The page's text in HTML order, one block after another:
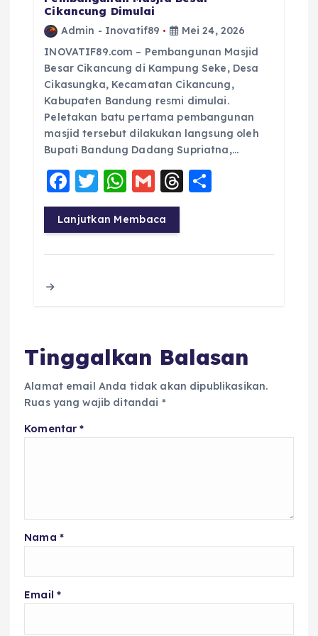
Cikancung Dimulai
Admin - Inovatif89
Mei 24, 2026
INOVATIF89.com – Pembangunan Masjid
Besar Cikancung di Kampung Seke, Desa
Cikasungka, Kecamatan Cikancung,
Kabupaten Bandung resmi dimulai.
Peletakan batu pertama pembangunan
masjid tersebut dilakukan langsung oleh
Bupati Bandung Dadang Supriatna,…
F
a
c
e
T
w
it
te
W
h
a
ts
G
m
ai
l
T
a re
Lanjutkan Membaca
Tinggalkan Balasan
Alamat email Anda tidak akan dipublikasikan.
Ruas yang wajib ditandai *
Komentar*
Nama *
Email *